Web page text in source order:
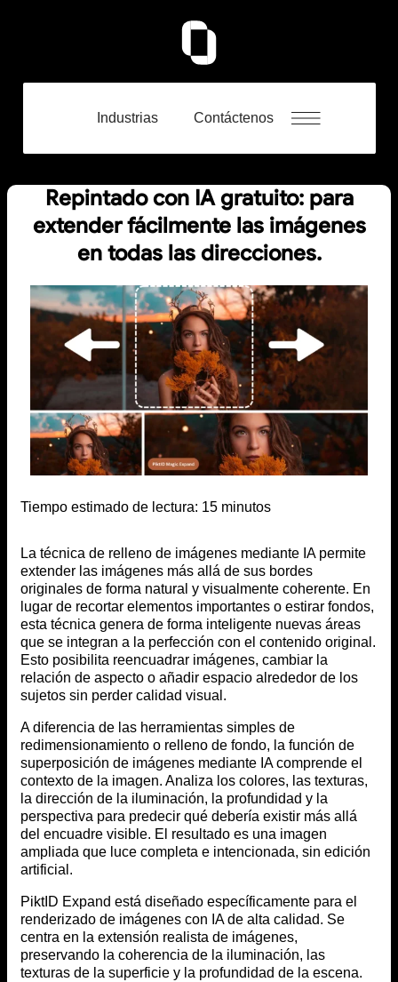
Industrias Contáctenos
Repintado con IA gratuito: para
extender fácilmente las imágenes
en todas las direcciones.
Tiempo estimado de lectura: 15 minutos
La técnica de relleno de imágenes mediante IA permite
extender las imágenes más allá de sus bordes
originales de forma natural y visualmente coherente. En
lugar de recortar elementos importantes o estirar fondos,
esta técnica genera de forma inteligente nuevas áreas
que se integran a la perfección con el contenido original.
Esto posibilita reencuadrar imágenes, cambiar la
relación de aspecto o añadir espacio alrededor de los
sujetos sin perder calidad visual.
A diferencia de las herramientas simples de
redimensionamiento o relleno de fondo, la función de
superposición de imágenes mediante IA comprende el
contexto de la imagen. Analiza los colores, las texturas,
la dirección de la iluminación, la profundidad y la
perspectiva para predecir qué debería existir más allá
del encuadre visible. El resultado es una imagen
ampliada que luce completa e intencionada, sin edición
artificial.
PiktID Expand está diseñado específicamente para el
renderizado de imágenes con IA de alta calidad. Se
centra en la extensión realista de imágenes,
preservando la coherencia de la iluminación, las
texturas de la superficie y la profundidad de la escena.